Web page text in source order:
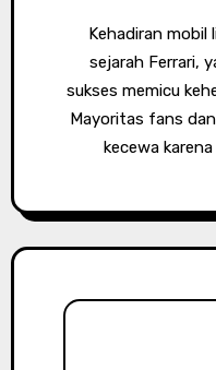
Kehadiran mobil listrik pertama sepanjang
sejarah Ferrari,
sukses memicu
Mayoritas fans
kecewa